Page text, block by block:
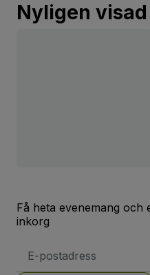
Nyligen visad
Få heta evenemang och
inkorg
postadress